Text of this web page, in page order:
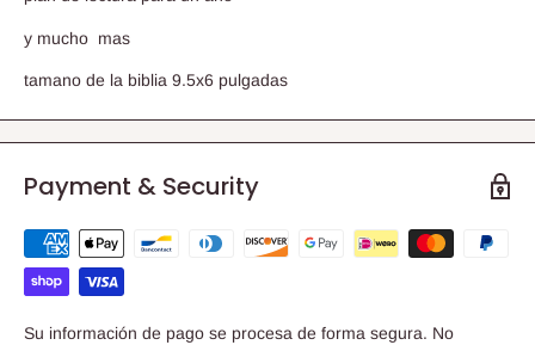
y mucho mas
tamano de la biblia 9.5x6 pulgadas
Payment & Security
Su información de pago se procesa de forma segura. No